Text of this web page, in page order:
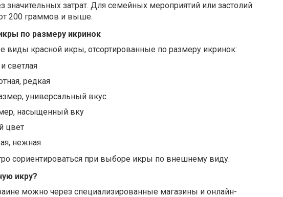
значительных затрат. Для семейных мероприятий или застолий
200 граммов и выше.
по размеру икринок
красной икры, отсортированные по размеру икринок:
светлая
редкая
универсальный вкус
насыщенный вку
цвет
нежная
сориентироваться при выборе икры по внешнему виду.
икру?
можно через специализированные магазины и онлайн-